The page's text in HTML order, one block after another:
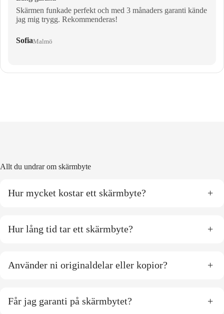
Skärmen funkade perfekt och med 3 månaders garanti kände
jag mig trygg. Rekommenderas!
SofiaMalmö
Allt du undrar om skärmbyte
Hur mycket kostar ett skärmbyte? +
Hur lång tid tar ett skärmbyte? +
Använder ni originaldelar eller kopior? +
Får jag garanti på skärmbytet? +